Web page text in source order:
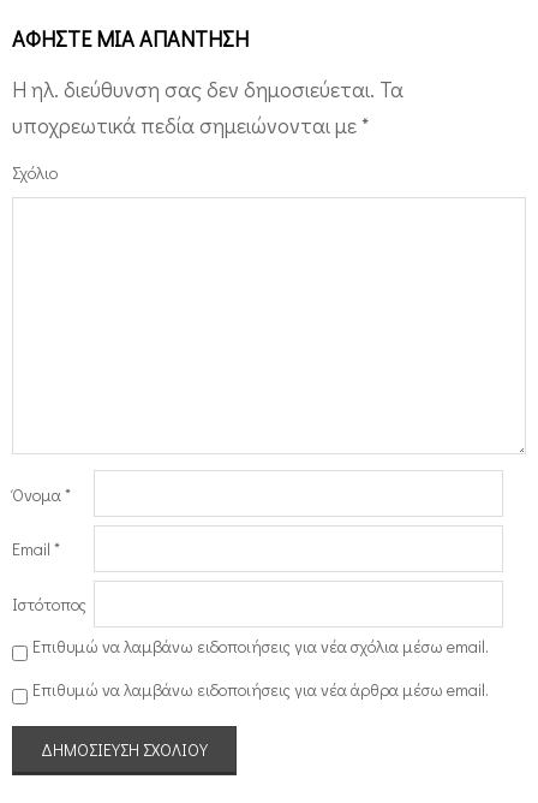
ΑΦΉΣΤΕ ΜΙΑ ΑΠΆΝΤΗΣΗ
Η ηλ. διεύθυνση σας δεν δημοσιεύεται. Τα
υποχρεωτικά πεδία σημειώνονται με *
Σχόλιο
Όνομα *
Email *
Ιστότοπος
Επιθυμώ να λαμβάνω ειδοποιήσεις για νέα σχόλια μέσω email.
Επιθυμώ να λαμβάνω ειδοποιήσεις για νέα άρθρα μέσω email.